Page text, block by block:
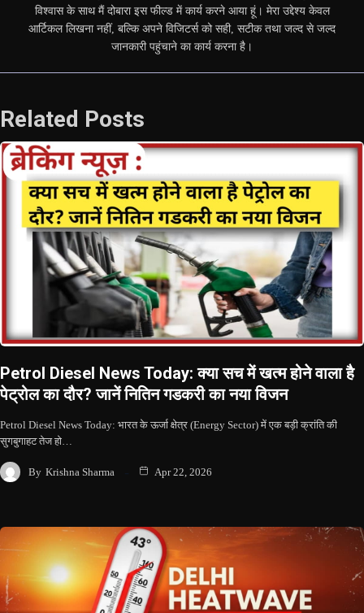
विश्वास के साथ मैं दोबारा इस फील्ड में कार्य करने आया हूं। मेरा उद्देश्य केवल
आर्टिकल लिखना नहीं, बल्कि अपने विजिटर्स को सही, सटीक तथा जल्द से जल्द
जानकारी पहुंचाने का कार्य करना है।
Related Posts
Petrol Diesel News Today: क्या सच में खत्म होने वाला है
पेट्रोल का दौर? जानें नितिन गडकरी का नया विजन
Petrol Diesel News Today: भारत के ऊर्जा क्षेत्र (Energy Sector) में एक बड़ी क्रांति की
सुगबुगाहट तेज हो…
By Krishna Sharma Apr 22, 2026